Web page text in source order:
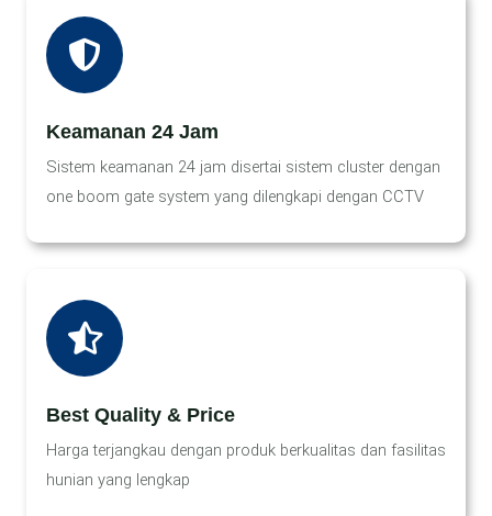
Keamanan 24 Jam
Sistem keamanan 24 jam disertai sistem cluster dengan
one boom gate system yang dilengkapi dengan CCTV
Best Quality & Price
Harga terjangkau dengan produk berkualitas dan fasilitas
hunian yang lengkap